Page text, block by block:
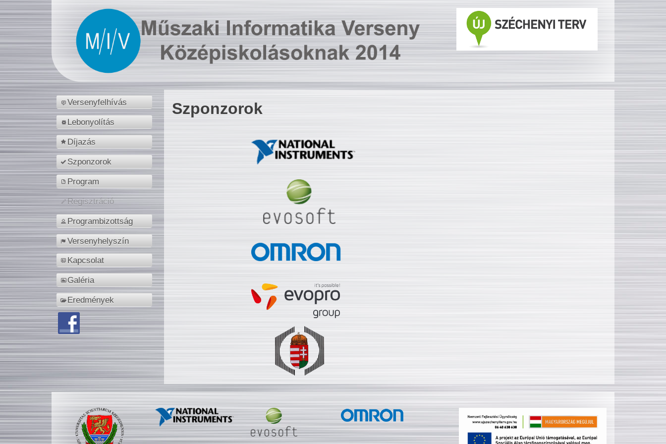
Versenyfelhívás
Lebonyolítás
Díjazás
Szponzorok
Program
Regisztráció
Programbizottság
Versenyhelyszín
Kapcsolat
Galéria
Eredmények
Szponzorok